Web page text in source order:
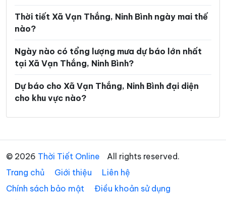
Xã Giao Bình Xã Giao Hòa
Xã Giao Hưng
Xã Giao Thuỷ Xã Hải An
Xã Hải Anh Xã Hải Hậu
Xã Hải Hưng
Xã Khánh Hội
Xã Khánh Nhạc Xã Khánh Thiện
Thời tiết Xã Vạn Thắng, Ninh Bình ngày mai thế
nào?
Ngày nào có tổng lượng mưa dự báo lớn nhất
tại Xã Vạn Thắng, Ninh Bình?
Dự báo cho Xã Vạn Thắng, Ninh Bình đại diện
cho khu vực nào?
© 2026 Thời Tiết Online
All rights reserved.
Trang chủ
Giới thiệu
Liên hệ
Chính sách bảo mật
Điều khoản sử dụng